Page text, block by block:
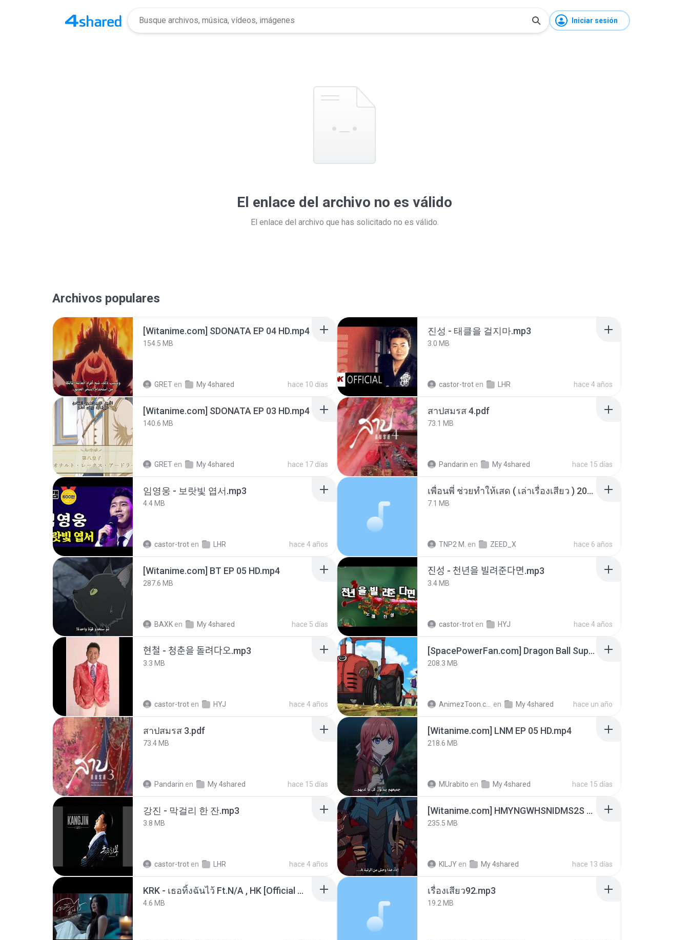
Iniciar sesión
El enlace del archivo no es válido
El enlace del archivo que has solicitado no es válido.
Archivos populares
[Witanime.com] SDONATA EP 04 HD.mp4
154.5 MB
GRET en My 4shared hace 10 días
진성 - 태클을 걸지마.mp3
3.0 MB
castor-trot en LHR hace 4 años
[Witanime.com] SDONATA EP 03 HD.mp4
140.6 MB
GRET en My 4shared hace 17 días
สาปสมรส 4.pdf
73.1 MB
Pandarin en My 4shared hace 15 días
임영웅 - 보랏빛 엽서.mp3
4.4 MB
castor-trot en LHR hace 4 años
เพื่อนพี่ ช่วยทำให้เสด ( เล่าเรื่องเสียว ) 201.mp3
7.1 MB
TNP2 M. en ZEED_X hace 6 años
[Witanime.com] BT EP 05 HD.mp4
287.6 MB
BAXK en My 4shared hace 5 días
진성 - 천년을 빌려준다면.mp3
3.4 MB
castor-trot en HYJ hace 4 años
현철 - 청춘을 돌려다오.mp3
3.3 MB
castor-trot en HYJ hace 4 años
[SpacePowerFan.com] Dragon Ball Super EP1 480p.mp4
208.3 MB
en My 4shared hace un año
สาปสมรส 3.pdf
73.4 MB
Pandarin en My 4shared hace 15 días
[Witanime.com] LNM EP 05 HD.mp4
218.6 MB
MUrabito en My 4shared hace 15 días
강진 - 막걸리 한 잔.mp3
3.8 MB
castor-trot en LHR hace 4 años
[Witanime.com] HMYNGWHSNIDMS2S EP 04 HD.mp4
235.5 MB
KILJY en My 4shared hace 13 días
KRK - เธอทิ้งฉันไว้ Ft.N/A , HK [Official MV]
4.6 MB
เรื่องเสียว92.mp3
19.2 MB